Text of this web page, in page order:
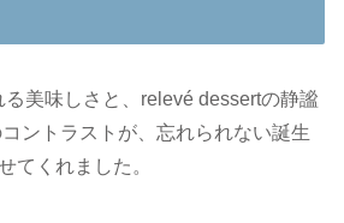
美味しさと、relevé dessertの静謐
ントラストが、忘れられない誕生
てくれました。